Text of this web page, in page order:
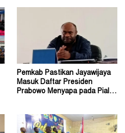
Pemkab Pastikan Jayawijaya
Masuk Daftar Presiden
Prabowo Menyapa pada Piala